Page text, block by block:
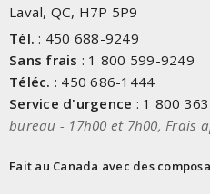
Laval, QC, H7P 5P9
Tél. : 450 688-9249
Sans frais : 1 800 599-9249
Téléc. : 450 686-1444
Service d'urgence : 1 800
bureau - 17h00 et 7h00, Frais
Fait au Canada avec des